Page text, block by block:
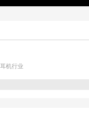
机行业